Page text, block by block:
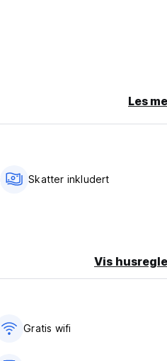
Les
Skatter inkludert
Vis
Gratis wifi‎